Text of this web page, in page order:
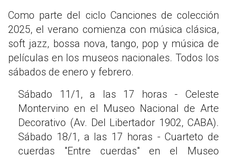
Como parte del ciclo Canciones de colección
2025, el verano comienza con música clásica,
soft jazz, bossa nova, tango, pop y música de
películas en los museos nacionales. Todos los
sábados de enero y febrero.
Sábado 11/1, a las 17 horas - Celeste
Montervino en el Museo Nacional de Arte
Decorativo (Av. Del Libertador 1902, CABA).
Sábado 18/1, a las 17 horas - Cuarteto de
cuerdas "Entre cuerdas" en el Museo